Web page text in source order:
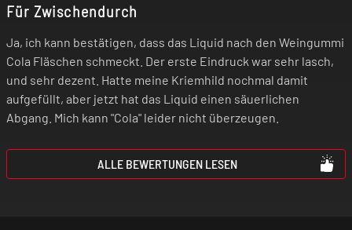
wendest du dich bitte an deinen Arzt oder
Apotheker.
Elektrische Zigaretten sind kein Spielzeug!
Bewahre daher das Gerät und die
Aromaliquids absolut unzugänglich für
Kinder auf!
Für Zwischendurch
Ja, ich kann bestätigen, dass das Liquid nach den Weingummi
Cola Fläschen schmeckt. Der erste Eindruck war sehr lasch,
und sehr dezent. Hatte meine Kriemhild nochmal damit
aufgefüllt, aber jetzt hat das Liquid einen säuerlichen
Abgang. Mich kann "Cola" leider nicht überzeugen.
ALLE BEWERTUNGEN LESEN